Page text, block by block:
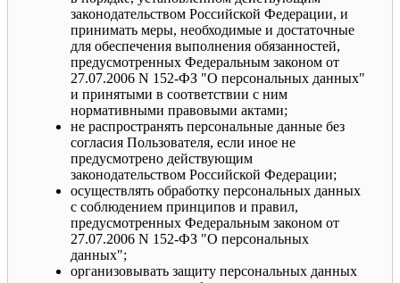
законодательством Российской Федерации, и
принимать меры, необходимые и достаточные
для обеспечения выполнения обязанностей,
предусмотренных Федеральным законом от
27.07.2006 N 152-ФЗ "О персональных данных"
и принятыми в соответствии с ним
нормативными правовыми актами;
не распространять персональные данные без
согласия Пользователя, если иное не
предусмотрено действующим
законодательством Российской Федерации;
осуществлять обработку персональных данных
с соблюдением принципов и правил,
предусмотренных Федеральным законом от
27.07.2006 N 152-ФЗ "О персональных
данных";
организовывать защиту персональных данных